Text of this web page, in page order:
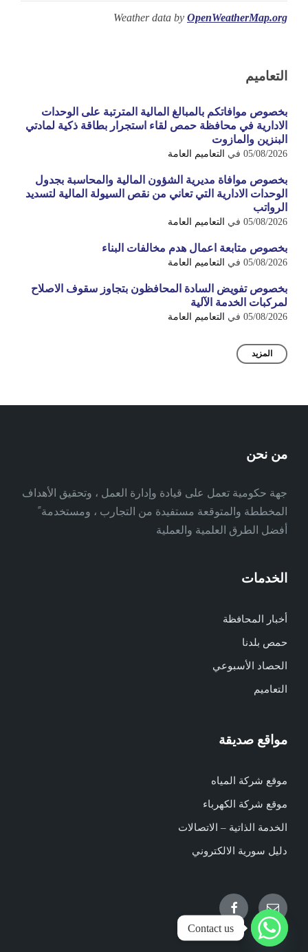
Weather data by OpenWeatherMap.org
التعاميم
بخصوص موافاتكم بالمبالغ المالية المترتبة على الوحدات
الادارية في محافظة حمص لقاء استجرار بطاقة ذكية لمادتي
البنزين والمازوت
05/08/2026 في التعاميم العامة
بخصوص موافاة مديرية الشؤون المالية والمحاسبة بجدول
الوحدات الادارية التي تعاني من نقص السيولة المالية لتسديد
الرواتب
05/08/2026 في التعاميم العامة
بخصوص متابعة اعمال هدم مخالفات البناء
05/08/2026 في التعاميم العامة
بخصوص تفويض السادة المحافظون بتجاوز سقوف الاصلاح
لمركبات الخدمة الآلية
05/08/2026 في التعاميم العامة
المزيد
من نحن
جهة حكومية تعمل على قيادة وإدارة العمل ، وتحقيق الأهداف
المخططة والمتوقعة مستفيدة من التجارب ، ومستخدمة ً
أفضل الطرق العلمية والعملية
الخدمات
أخبار المحافظة
حمص بلدنا
الحصاد الأسبوعي
التعاميم
مواقع صديقة
موقع شركة المياه
موقع شركة الكهرباء
الخدمة الذاتية – الاتصالات
دليل سورية الالكتروني
Email
Facebook
Contact us